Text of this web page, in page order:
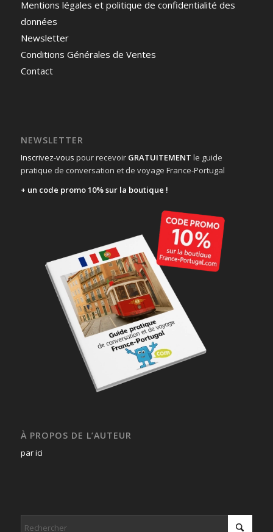
Mentions légales et politique de confidentialité des
données
Newsletter
Conditions Générales de Ventes
Contact
NEWSLETTER
Inscrivez-vous pour recevoir GRATUITEMENT le guide
pratique de conversation et de voyage France-Portugal
+ un code promo 10% sur la boutique !
À PROPOS DE L’AUTEUR
par ici